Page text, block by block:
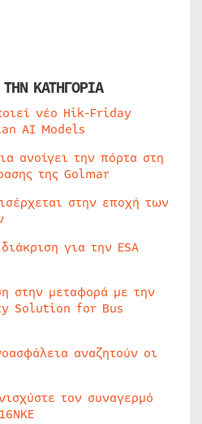
ΚΑΤΗΓΟΡΙΑ
νέο Hik-Friday
AI Models
ανοίγει την πόρτα στη
της Golmar
στην εποχή των
για την ESA
στην μεταφορά με την
Solution for Bus
αναζητούν οι
τον συναγερμό